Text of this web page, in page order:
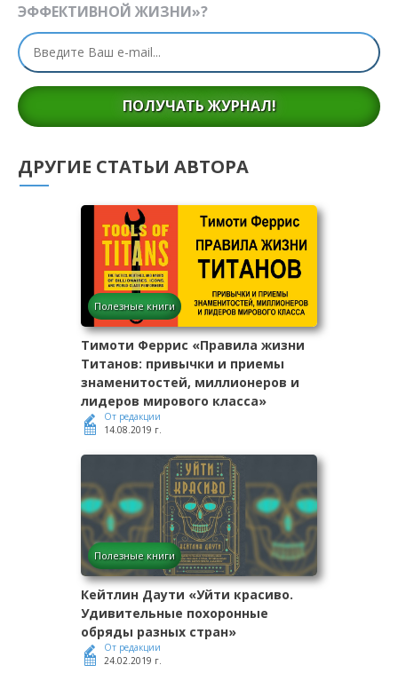
ЭФФЕКТИВНОЙ ЖИЗНИ»?
ПОЛУЧАТЬ ЖУРНАЛ!
ДРУГИЕ СТАТЬИ АВТОРА
Полезные книги
Тимоти Феррис «Правила жизни
Титанов: привычки и приемы
знаменитостей, миллионеров и
лидеров мирового класса»
От редакции
14.08.2019 г.
Полезные книги
Кейтлин Даути «Уйти красиво.
Удивительные похоронные
обряды разных стран»
От редакции
24.02.2019 г.